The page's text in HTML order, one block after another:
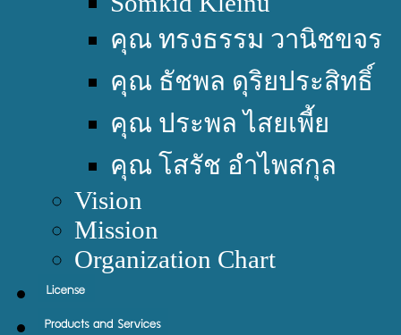
คุณ ทรงธรรม วานิชขจร
คุณ ธัชพล ดุริยประสิทธิ์
คุณ ประพล ไสยเพี้ย
คุณ โสรัช อำไพสกุล
Vision
Mission
Organization Chart